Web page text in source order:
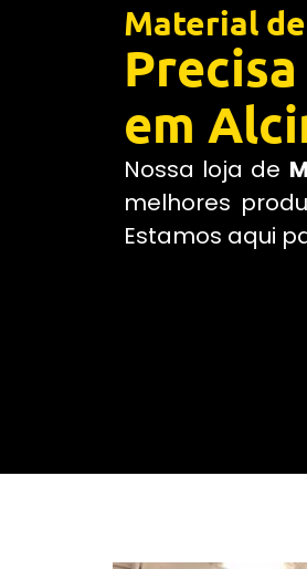
Material
em
Nossa loja de
melhores
Estamos aqui